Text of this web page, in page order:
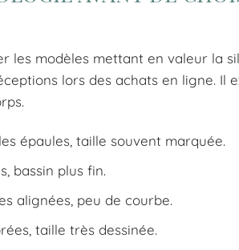
les modèles mettant en valeur la
lors des achats en ligne. Il
épaules, taille souvent marquée.
bassin plus fin.
alignées, peu de courbe.
taille très dessinée.